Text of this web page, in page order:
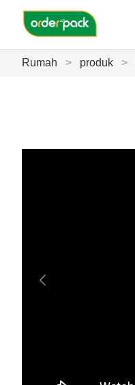
Rumah > produk >